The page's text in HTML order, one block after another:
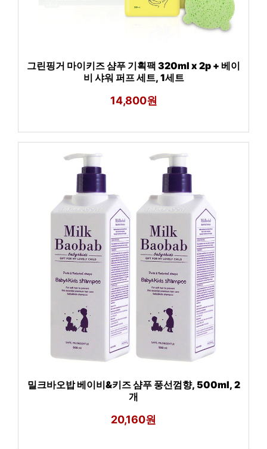
그린핑거 마이키즈 샴푸 기획팩 320ml x 2p + 베이
비 샤워 퍼프 세트, 1세트
14,800원
밀크바오밥 베이비&키즈 샴푸 풍선껌향, 500ml, 2
개
20,160원